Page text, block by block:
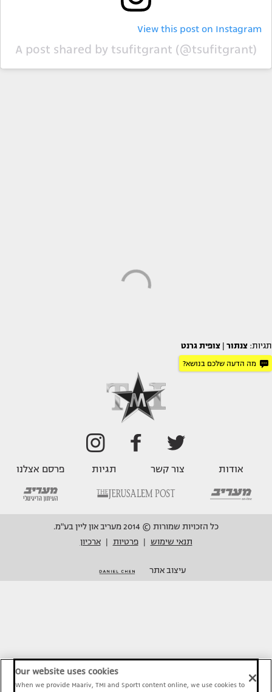
View this post on Instagram
A post shared by tsufitgrant (@tsufitgrant)
תגיות: צנתור צופית גרנט
מה הדעה שלכם בנושא?
אודות צור קשר תגיות פרסם אצלנו
כל הזכויות שמורות © 2014 מעריב און ליין בע"מ.
תנאי שימוש
פרטיות ארכיון
עיצוב אתר
Our website uses cookies
When we provide Maariv, TMI and Sport1 content online, we use cookies to